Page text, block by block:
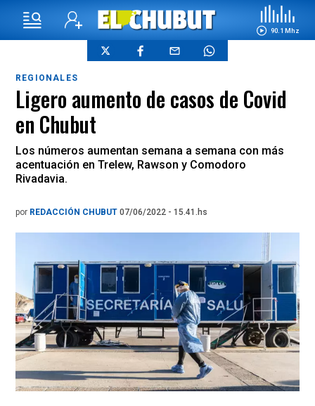
90.1 Mhz
REGIONALES
Ligero aumento de casos de Covid
en Chubut
Los números aumentan semana a semana con más
acentuación en Trelew, Rawson y Comodoro
Rivadavia.
por REDACCIÓN CHUBUT 07/06/2022 - 15.41.hs